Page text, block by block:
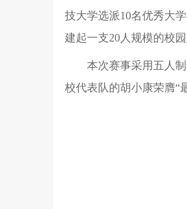
技大学选派10名优秀大
建起一支20人规模的校
本次赛事采用五人
校代表队的胡小康荣膺“